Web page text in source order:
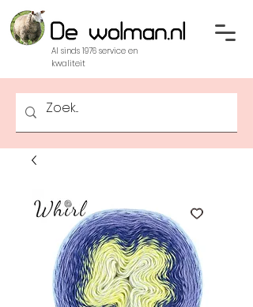
Al sinds 1976 service en
kwaliteit